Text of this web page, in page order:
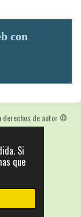
Si
que
con
de autor©